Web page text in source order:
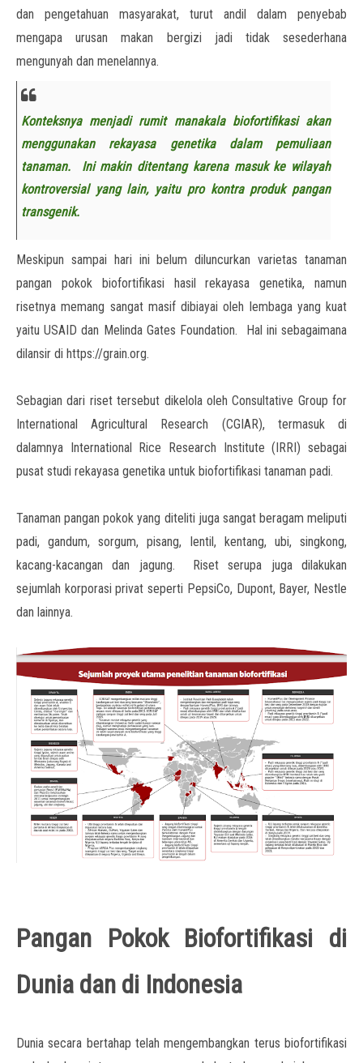
dan pengetahuan masyarakat, turut andil dalam penyebab
mengapa urusan makan bergizi jadi tidak sesederhana
mengunyah dan menelannya.
Konteksnya menjadi rumit manakala biofortifikasi akan
menggunakan rekayasa genetika dalam pemuliaan
tanaman. Ini makin ditentang karena masuk ke wilayah
kontroversial yang lain, yaitu pro kontra produk pangan
transgenik.
Meskipun sampai hari ini belum diluncurkan varietas tanaman
pangan pokok biofortifikasi hasil rekayasa genetika, namun
risetnya memang sangat masif dibiayai oleh lembaga yang kuat
yaitu USAID dan Melinda Gates Foundation. Hal ini sebagaimana
dilansir di https://grain.org.
Sebagian dari riset tersebut dikelola oleh Consultative Group for
International Agricultural Research (CGIAR), termasuk di
dalamnya International Rice Research Institute (IRRI) sebagai
pusat studi rekayasa genetika untuk biofortifikasi tanaman padi.
Tanaman pangan pokok yang diteliti juga sangat beragam meliputi
padi, gandum, sorgum, pisang, lentil, kentang, ubi, singkong,
kacang-kacangan dan jagung. Riset serupa juga dilakukan
sejumlah korporasi privat seperti PepsiCo, Dupont, Bayer, Nestle
dan lainnya.
Pangan Pokok Biofortifikasi di
Dunia dan di Indonesia
Dunia secara bertahap telah mengembangkan terus biofortifikasi